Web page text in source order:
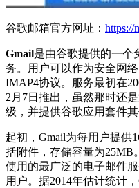
谷歌邮箱官方网址： https://
Gmail是由谷歌提供的一个
务。用户可以作为安全网
IMAP4协议。服务最初在
2月7日推出，虽然那时还
级，并提供谷歌应用套件其
起初，Gmail为每用户提供
括附件，存储容量为25MB
使用的最广泛的电子邮件
用户。据2014年估计统计